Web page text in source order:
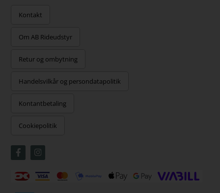
Kontakt
Om AB Rideudstyr
Retur og ombytning
Handelsvilkår og persondatapolitik
Kontantbetaling
Cookiepolitik